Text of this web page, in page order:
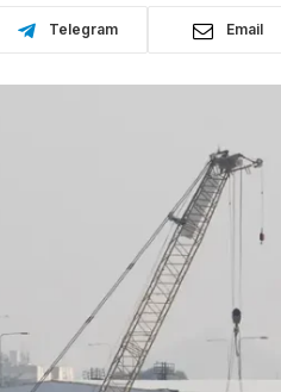
Telegram Email